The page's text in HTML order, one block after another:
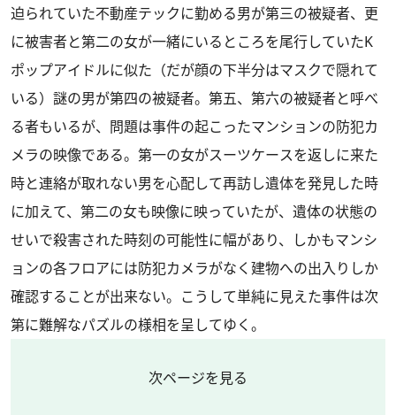
迫られていた不動産テックに勤める男が第三の被疑者、更
に被害者と第二の女が一緒にいるところを尾行していたK
ポップアイドルに似た（だが顔の下半分はマスクで隠れて
いる）謎の男が第四の被疑者。第五、第六の被疑者と呼べ
る者もいるが、問題は事件の起こったマンションの防犯カ
メラの映像である。第一の女がスーツケースを返しに来た
時と連絡が取れない男を心配して再訪し遺体を発見した時
に加えて、第二の女も映像に映っていたが、遺体の状態の
せいで殺害された時刻の可能性に幅があり、しかもマンシ
ョンの各フロアには防犯カメラがなく建物への出入りしか
確認することが出来ない。こうして単純に見えた事件は次
第に難解なパズルの様相を呈してゆく。
次ページを見る